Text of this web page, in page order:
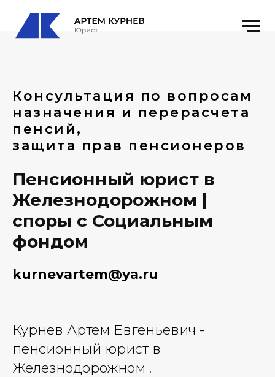
Консультация по вопросам
назначения и перерасчета
пенсий,
защита прав пенсионеров
Пенсионный юрист в
Железнодорожном |
споры с Социальным
фондом
kurnevartem@ya.ru
Курнев Артем Евгеньевич -
пенсионный юрист в
Железнодорожном .